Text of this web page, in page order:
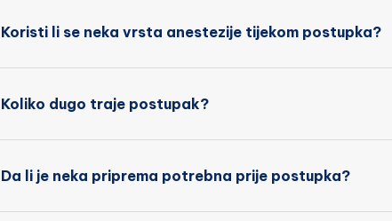
Koristi li se neka vrsta anestezije tijekom postupka?
Koliko dugo traje postupak?
Da li je neka priprema potrebna prije postupka?